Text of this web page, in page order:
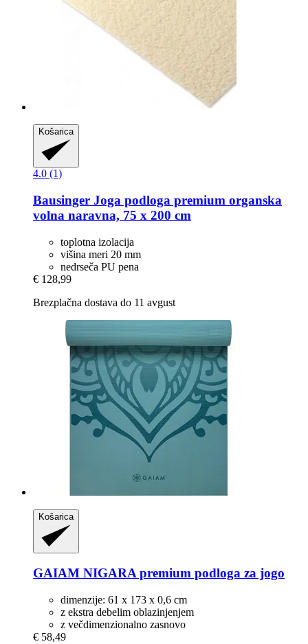
Košarica
4.0 (1)
Bausinger Joga podloga premium organska
volna naravna, 75 x 200 cm
toplotna izolacija
višina meri 20 mm
nedrseča PU pena
€ 128,99
Brezplačna dostava do 11 avgust
Košarica
GAIAM NIGARA premium podloga za jogo
dimenzije: 61 x 173 x 0,6 cm
z ekstra debelim oblazinjenjem
z večdimenzionalno zasnovo
€ 58,49